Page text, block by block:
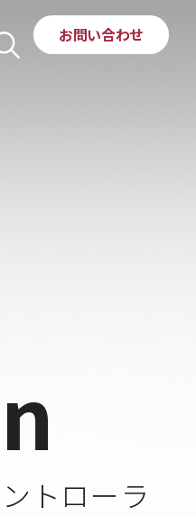
お問い合わせ
トローラ